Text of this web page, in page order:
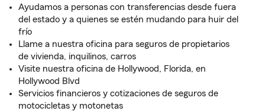
Ayudamos a personas con transferencias desde fuera
del estado y a quienes se estén mudando para huir del
frío
Llame a nuestra oficina para seguros de propietarios
de vivienda, inquilinos, carros
Visite nuestra oficina de Hollywood, Florida, en
Hollywood Blvd
Servicios financieros y cotizaciones de seguros de
motocicletas y motonetas